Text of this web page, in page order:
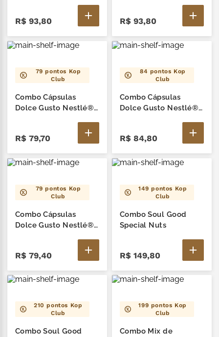
R$ 93,80 R$ 93,80
79 pontos Kop
Club
Combo Cápsulas
Dolce Gusto Nestlé®
R$ 79,70
84 pontos Kop
Club
Combo Cápsulas
Dolce Gusto Nestlé®
Gato
R$ 84,80
79 pontos Kop
Club
Combo Cápsulas
Dolce Gusto Nestlé®
Colher Língua de Gato
R$ 79,40
149 pontos Kop
Club
Combo Soul Good
Special Nuts
R$ 149,80
210 pontos Kop
Club
Combo Soul Good
199 pontos Kop
Club
Combo Mix de